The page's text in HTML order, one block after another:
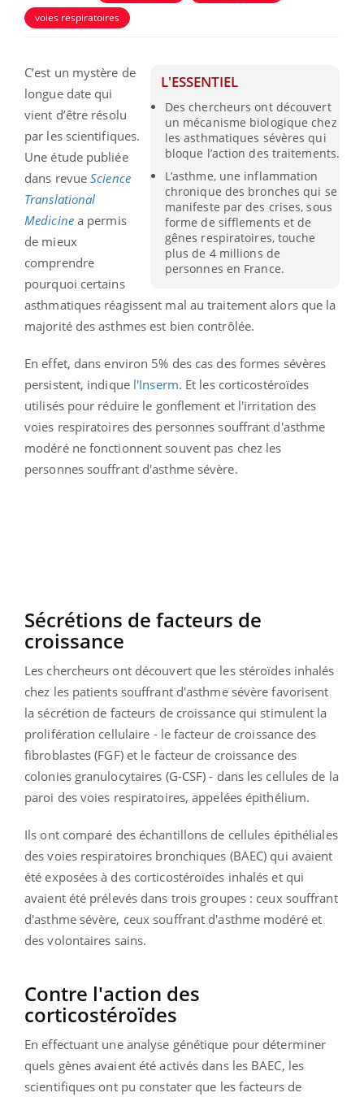
voies respiratoires
L'ESSENTIEL
Des chercheurs ont découvert
un mécanisme biologique chez
les asthmatiques sévères qui
bloque l’action des traitements.
L’asthme, une inflammation
chronique des bronches qui se
manifeste par des crises, sous
forme de sifflements et de
gênes respiratoires, touche
plus de 4 millions de
personnes en France.
C’est un mystère de
longue date qui
vient d’être résolu
par les scientifiques.
Une étude publiée
dans revueScience
Translational
Medicine a permis
de mieux
comprendre
pourquoi certains
asthmatiques réagissent mal au traitement alors que la
majorité des asthmes est bien contrôlée.
En effet, dans environ 5% des cas des formes sévères
persistent, indiquel'Inserm. Et les corticostéroïdes
utilisés pour réduire le gonflement et l'irritation des
voies respiratoires des personnes souffrant d'asthme
modéré ne fonctionnent souvent pas chez les
personnes souffrant d'asthme sévère.
Sécrétions de facteurs de
croissance
Les chercheurs ont découvert que les stéroïdes inhalés
chez les patients souffrant d'asthme sévère favorisent
la sécrétion de facteurs de croissance qui stimulent la
prolifération cellulaire - le facteur de croissance des
fibroblastes (FGF) et le facteur de croissance des
colonies granulocytaires (G-CSF) - dans les cellules de la
paroi des voies respiratoires, appelées épithélium.
Ils ont comparé des échantillons de cellules épithéliales
des voies respiratoires bronchiques (BAEC) qui avaient
été exposées à des corticostéroïdes inhalés et qui
avaient été prélevés dans trois groupes : ceux souffrant
d'asthme sévère, ceux souffrant d'asthme modéré et
des volontaires sains.
Contre l'action des
corticostéroïdes
En effectuant une analyse génétique pour déterminer
quels gènes avaient été activés dans les BAEC, les
scientifiques ont pu constater que les facteurs de